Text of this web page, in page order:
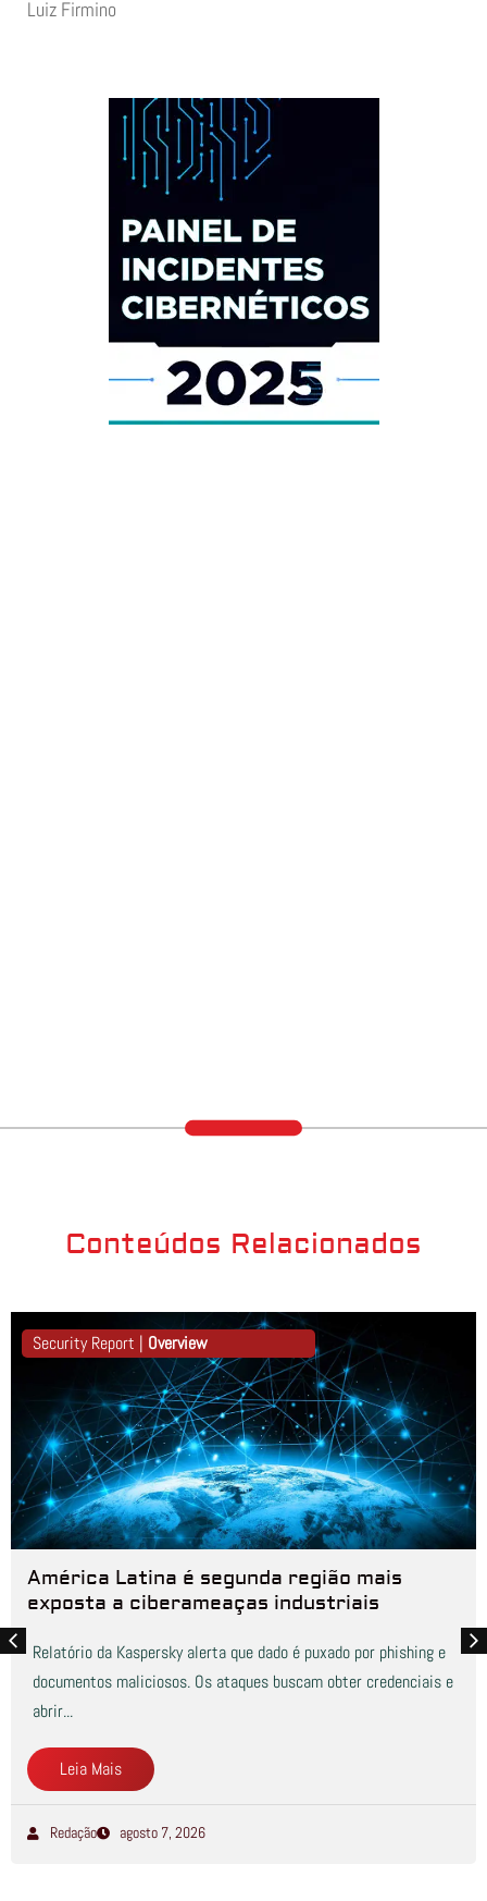
Luiz Firmino
Conteúdos Relacionados
Security Report | Overview
América Latina é segunda região mais
exposta a ciberameaças industriais
Relatório da Kaspersky alerta que dado é puxado por phishing e
documentos maliciosos. Os ataques buscam obter credenciais e
abrir...
Leia Mais
Redação agosto 7, 2026